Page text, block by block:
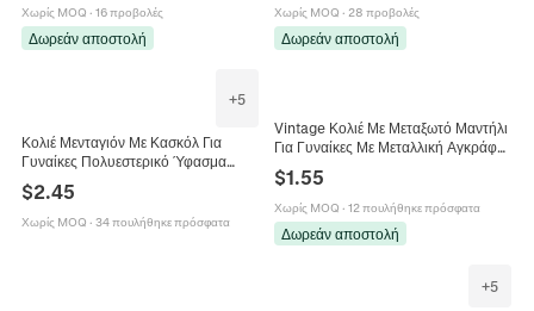
Κοσμήματα Παραλίας
Χωρίς MOQ · 16 προβολές
Δωρεάν αποστολή
Χωρίς MOQ · 28 προβολές
Δωρεάν αποστολή
+5
Κολιέ Μενταγιόν Με Κασκόλ Για
Γυναίκες Πολυεστερικό Ύφασμα
Δαχτυλίδι Από Κράμα Διακοσμητική
Πέτρα Boho Κομψό Αξεσουάρ
$2.45
Χωρίς MOQ · 34 πουλήθηκε πρόσφατα
Vintage Κολιέ Με Μεταξωτό Μαντήλι
Για Γυναίκες Με Μεταλλική Αγκράφα
Τσόκερ Αλυσίδα Κλείδας
$1.55
Χωρίς MOQ · 12 πουλήθηκε πρόσφατα
Δωρεάν αποστολή
+5